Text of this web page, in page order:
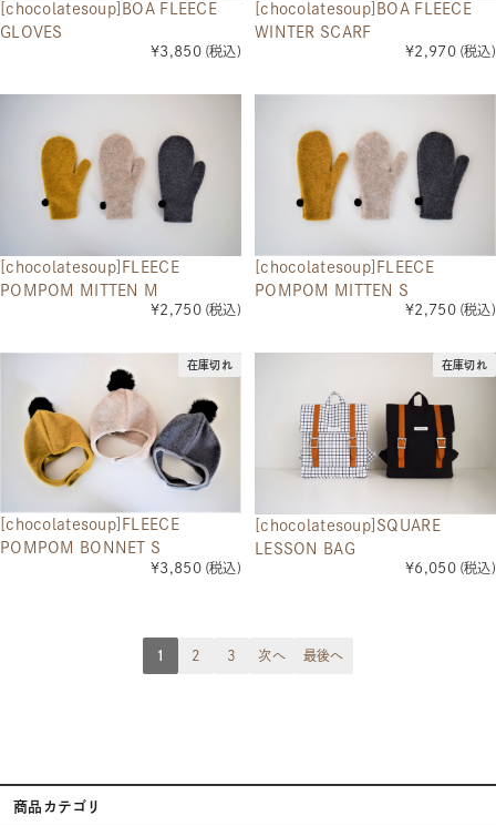
[chocolatesoup]BOA FLEECE
GLOVES
¥3,850 (税込)
[chocolatesoup]BOA FLEECE
WINTER SCARF
¥2,970 (税込)
[chocolatesoup]FLEECE
POMPOM MITTEN M
¥2,750 (税込)
[chocolatesoup]FLEECE
POMPOM MITTEN S
¥2,750 (税込)
[chocolatesoup]FLEECE
POMPOM BONNET S
¥3,850 (税込)
在庫切れ
[chocolatesoup]SQUARE
LESSON BAG
¥6,050 (税込)
在庫切れ
1 2 3 次へ 最後へ
商品カテゴリ